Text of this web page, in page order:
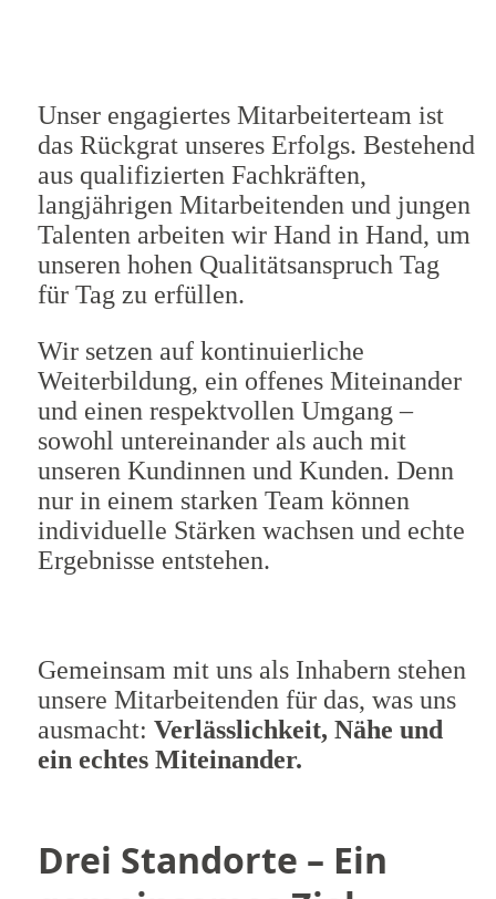
Unser engagiertes Mitarbeiterteam ist
das Rückgrat unseres Erfolgs. Bestehend
aus qualifizierten Fachkräften,
langjährigen Mitarbeitenden und jungen
Talenten arbeiten wir Hand in Hand, um
unseren hohen Qualitätsanspruch Tag
für Tag zu erfüllen.
Wir setzen auf kontinuierliche
Weiterbildung, ein offenes Miteinander
und einen respektvollen Umgang –
sowohl untereinander als auch mit
unseren Kundinnen und Kunden. Denn
nur in einem starken Team können
individuelle Stärken wachsen und echte
Ergebnisse entstehen.
Gemeinsam mit uns als Inhabern stehen
unsere Mitarbeitenden für das, was uns
ausmacht: Verlässlichkeit, Nähe und
ein echtes Miteinander.
Drei Standorte – Ein